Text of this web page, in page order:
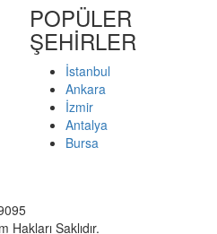
POPÜLER
ŞEHİRLER
İstanbul
Ankara
İzmir
Antalya
Bursa
Saklıdır.